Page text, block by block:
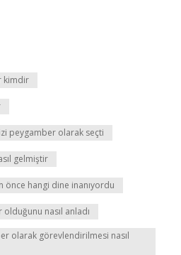
kimdir
peygamber olarak seçti
gelmiştir
önce hangi dine inanıyordu
nasıl anladı
olarak görevlendirilmesi nasıl